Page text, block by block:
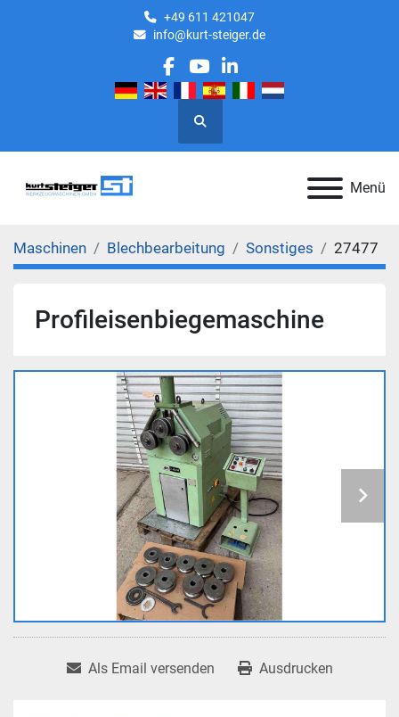
+49 611 421047
info@kurt-steiger.de
facebook
youtube
linkedin
Suche
Menü
Maschinen Blechbearbeitung Sonstiges 27477
Profileisenbiegemaschine
Als Email versenden Ausdrucken